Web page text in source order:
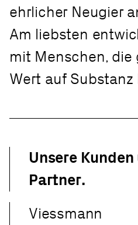
ehrlicher Neugier
Am liebsten
mit Menschen, die
Wert auf Substanz
Unsere
Partner.
Viessmann